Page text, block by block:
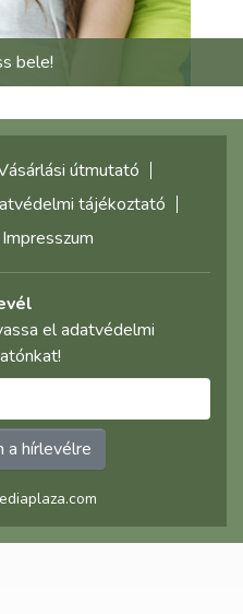
bele!
útmutató
tájékoztató
Impresszum
el adatvédelmi
a hírlevélre